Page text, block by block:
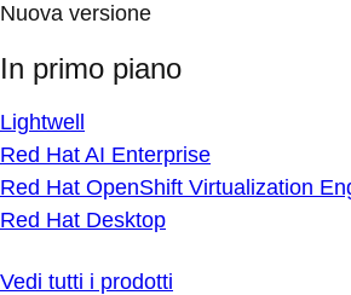
Nuova versione
In primo piano
Lightwell
Red Hat AI Enterprise
Red Hat OpenShift Virtualization
Red Hat Desktop
Vedi tutti i prodotti